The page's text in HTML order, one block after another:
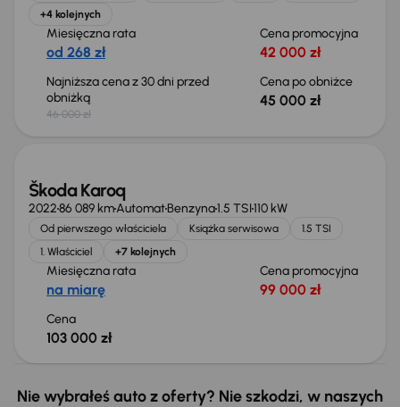
+4 kolejnych
Miesięczna rata
od 268 zł
Cena promocyjna
42 000 zł
Najniższa cena z 30 dni przed
obniżką
46 000 zł
Cena po obniżce
45 000 zł
Świeżo skupione
Škoda Karoq
202286 089 kmAutomatBenzyna1.5 TSI110 kW
Od pierwszego właściciela Książka serwisowa
1.5 TSI
1. Właściciel
+7 kolejnych
Miesięczna rata
na miarę
Cena promocyjna
99 000 zł
Cena
103 000 zł
Nie wybrałeś auto z oferty? Nie szkodzi, w naszych